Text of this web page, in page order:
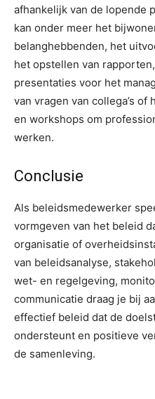
afhankelijk van de lopende
kan onder meer het
belanghebbenden, het
het opstellen van
presentaties voor het
van vragen van collega’s
en workshops om
werken.
Conclusie
Als beleidsmedewerker
vormgeven van het beleid
organisatie of
van beleidsanalyse,
wet- en regelgeving,
communicatie draag je bij
effectief beleid dat de
ondersteunt en positieve
de samenleving.